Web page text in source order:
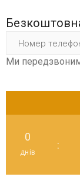
Ми
0
днів
: